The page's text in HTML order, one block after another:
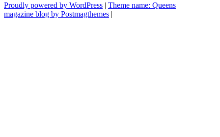
Proudly powered by WordPress | Theme name: Queens
magazine blog by Postmagthemes |